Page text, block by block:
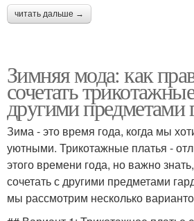
читать дальше →
Зимняя мода: как
сочетать
другими предметами
Зима - это время года, когда мы
уютными. Трикотажные платья -
этого времени года, но важно
сочетать с другими предметами
мы рассмотрим несколько